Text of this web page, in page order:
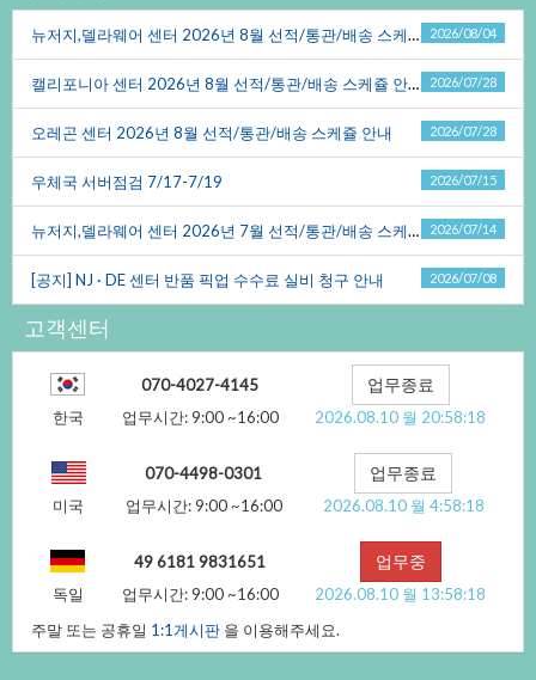
2026/08/04
뉴저지,델라웨어센터2026년8월선적/통관/배송스케쥴안내
2026/07/28
캘리포니아센터2026년8월선적/통관/배송스케쥴안내
2026/07/28
오레곤센터2026년8월선적/통관/배송스케쥴안내
2026/07/15
우체국서버점검7/17-7/19
2026/07/14
뉴저지,델라웨어센터2026년7월선적/통관/배송스케쥴안내
2026/07/08
[공지]NJ·DE센터반품픽업수수료실비청구안내
고객센터
070-4027-4145 업무종료
한국 업무시간:9:00~16:00 2026.08.10월20:58:18
070-4498-0301 업무종료
미국 업무시간:9:00~16:00 2026.08.10월4:58:18
4961819831651 업무중
독일 업무시간:9:00~16:00
2026.08.10월13:58:18
주말또는공휴일 1:1게시판 을이용해주세요.